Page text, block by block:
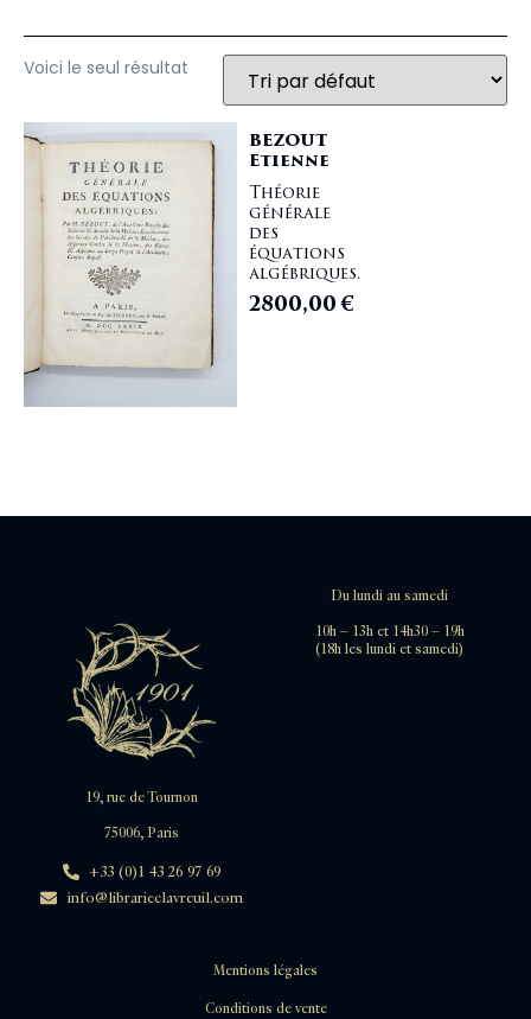
Voici le seul résultat
BEZOUT
Etienne
Théorie
générale
des
équations
algébriques.
2800,00€
Du lundi au samedi
10h – 13h et 14h30 – 19h
(18h les lundi et samedi)
19, rue de Tournon
75006, Paris
+33 (0)1 43 26 97 69
info@librarieclavreuil.com
Mentions légales
Conditions de vente